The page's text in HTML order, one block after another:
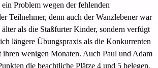
Problem wegen der fehlenden
Teilnehmer, denn auch der Wanzlebener war
als die Staßfurter Kinder, sondern verfügt
längere Übungspraxis als die Konkurrenten
ihren wenigen Monaten. Auch Paul und Adam
die beachtliche Plätze 4 und 5 belegen.